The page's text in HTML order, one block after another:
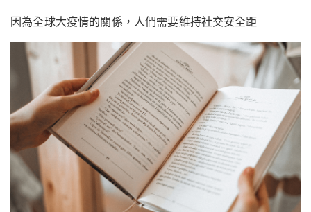
因為全球大疫情的關係，人們需要維持社交安全距